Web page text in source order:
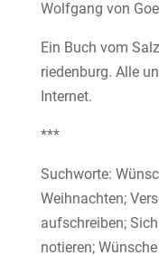
Wolfgang von
Ein Buch vom
riedenburg. Alle
Internet.
***
Suchworte:
Weihnachten;
aufschreiben;
notieren;